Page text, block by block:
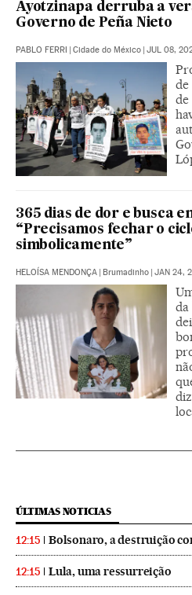
Ayotzinapa derruba a
Governo de Peña Nieto
PABLO FERRI Cidade do México JUL 08,
de
de
365 dias de dor e busca
“Precisamos fechar o
simbolicamente”
HELOÍSA MENDONÇA | Brumadinho | JAN 24,
da
ÚLTIMAS NOTICIAS
12:15 Bolsonaro, a destruição
12:15 Lula, uma ressurreição